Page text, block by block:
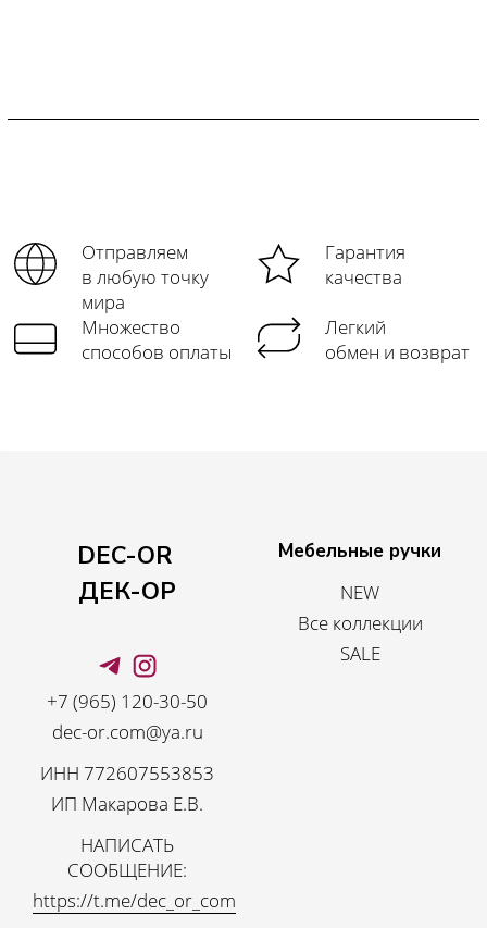
Отправляем
в любую точку
мира
Гарантия
качества
Множество
способов оплаты
Легкий
обмен и возврат
DEC-OR
ДЕК-ОР
+7 (965) 120-30-50
dec-or.com@ya.ru
ИНН 772607553853
ИП Макарова Е.В.
НАПИСАТЬ
СООБЩЕНИЕ:
https://t.me/dec_or_com
Мебельные ручки
NEW
Все коллекции
SALE